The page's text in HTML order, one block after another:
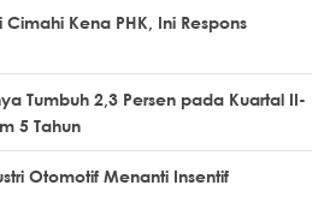
Kena PHK, Ini Respons
Tumbuh 2,3 Persen pada Kuartal II-
5 Tahun
Otomotif Menanti Insentif